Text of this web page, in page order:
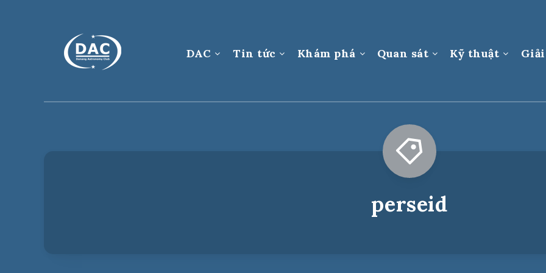
DAC Tin tức Khám phá Quan sát Kỹ thuật
perseid